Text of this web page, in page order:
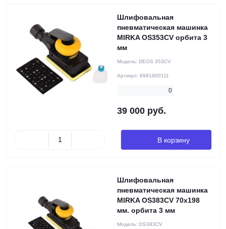
Шлифовальная
пневматическая машинка
MIRKA OS353CV орбита 3
мм
Модель: DEOS 353CV
Артикул: 8991800111
0
39 000 руб.
В корзину
Шлифовальная
пневматическая машинка
MIRKA OS383CV 70х198
мм. орбита 3 мм
Модель: OS383CV